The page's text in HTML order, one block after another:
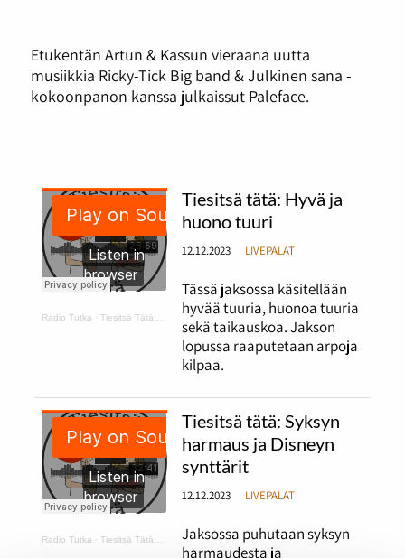
Etukentän Artun & Kassun vieraana uutta
musiikkia Ricky-Tick Big band & Julkinen sana -
kokoonpanon kanssa julkaissut Paleface.
Radio Tutka ·Tiesitsä Tätä: hyvä ja huono tuuri
Tiesitsä tätä: Hyvä ja
huono tuuri
12.12.2023 LIVEPALAT
Tässä jaksossa käsitellään
hyvää tuuria, huonoa tuuria
sekä taikauskoa. Jakson
lopussa raaputetaan arpoja
kilpaa.
Radio Tutka ·Tiesitsä Tätä: harmaus ja Disneyn synttärit
Tiesitsä tätä: Syksyn
harmaus ja Disneyn
synttärit
12.12.2023 LIVEPALAT
Jaksossa puhutaan syksyn
harmaudesta ja